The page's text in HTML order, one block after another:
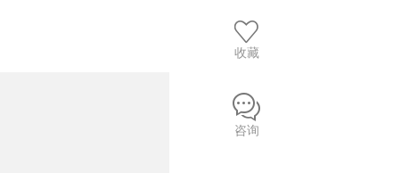
收藏
咨询